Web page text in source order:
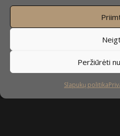
Peržiūrėti
Slapukų politika
Sekite mus